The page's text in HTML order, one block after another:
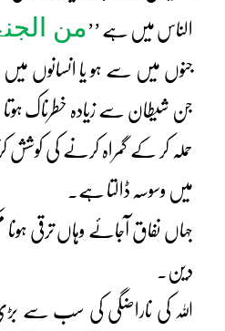
الناس میں ہے ’’ من
جنوں میں سے ہو یا انسانوں
جن شیطان سے زیادہ خطرناک
حملہ کر کے گمراہ کرنے کی
میں وسوسہ ڈالتا ہے۔
جہاں نفاق آجائے وہاں ترقی ہونا
دین۔
اللہ کی ناراضگی کی سب سے